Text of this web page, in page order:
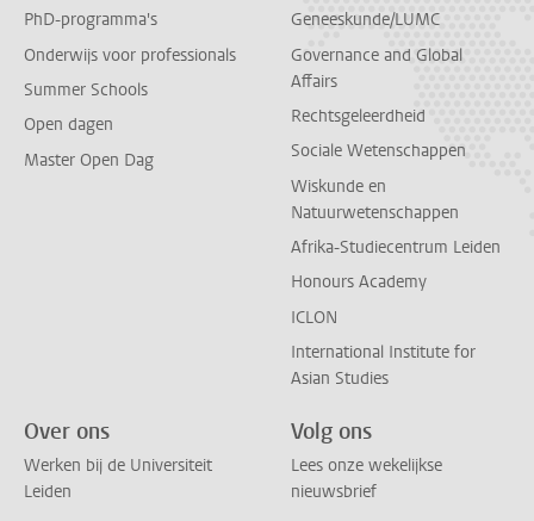
PhD-programma's
Onderwijs voor professionals
Summer Schools
Open dagen
Master Open Dag
Geneeskunde/LUMC
Governance and Global
Affairs
Rechtsgeleerdheid
Sociale Wetenschappen
Wiskunde en
Natuurwetenschappen
Afrika-Studiecentrum Leiden
Honours Academy
ICLON
International Institute for
Asian Studies
Over ons
Werken bij de Universiteit
Leiden
Volg ons
Lees onze wekelijkse
nieuwsbrief